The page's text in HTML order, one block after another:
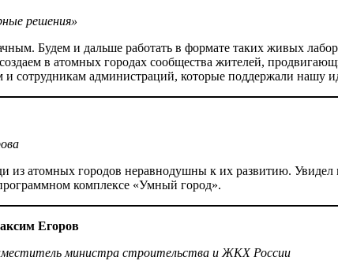
решения»
Будем и дальше работать в формате таких живых
в атомных городах сообщества жителей,
и сотрудникам администраций, которые поддержали нашу
из атомных городов неравнодушны к их развитию.
комплексе «Умный город».
Егоров
министра строительства и ЖКХ России